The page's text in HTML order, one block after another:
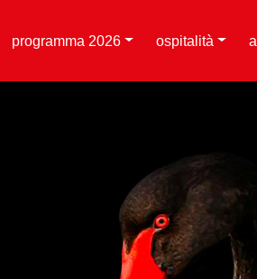
programma 2026 ospitalità